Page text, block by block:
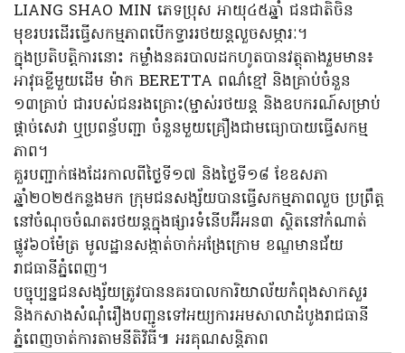
LIANG SHAO MIN ភេទប្រុស អាយុ៤៥ឆ្នាំ ជនជាតិចិន
មុខរបរដើរធ្វើសកម្មភាពបើកទ្វាររថយន្តលួចសម្ភារៈ។
ក្នុងប្រតិបត្តិការនោះ កម្លាំងនគរបាលដកហូតបានវត្ថុតាងរួមមាន៖
អាវុធខ្លីមួយដើម ម៉ាក BERETTA ពណ៌ខ្មៅ និងគ្រាប់ចំនួន
១៣គ្រាប់ ជារបស់ជនរងគ្រោះ(ម្ចាស់រថយន្ត និងឧបករណ៍សម្រាប់
ផ្តាច់សេវា ឬប្រពន្ធ័បញ្ជា ចំនួនមួយគ្រឿងជាមធ្យោបាយធ្វើសកម្ម
ភាព។
គួរបញ្ជាក់ផងដែរកាលពីថ្ងៃទី១៧ និងថ្ងៃទី១៨ ខែឧសភា
ឆ្នាំ២០២៥កន្លងមក ក្រុមជនសង្ស័យបានធ្វើសកម្មភាពលួច ប្រព្រឹត្ត
នៅចំណុចចំណតរថយន្តក្នុងផ្សារទំនើបអ៊ីអន៣ ស្ថិតនៅកំណាត់
ផ្លូវ៦០ម៉ែត្រ មូលដ្ឋានសង្កាត់ចាក់អង្រែក្រោម ខណ្ឌមានជ័យ
រាជធានីភ្នំពេញ។
បច្ចុប្បន្នជនសង្ស័យត្រូវបាននគរបាលការិយាល័យកំពុងសាកសួរ
និងកសាងសំណុំរឿងបញ្ជូនទៅអយ្យការអមសាលាដំបូងរាជធានី
ភ្នំពេញចាត់ការតាមនីតិវិធី៕ អរគុណសន្តិភាព